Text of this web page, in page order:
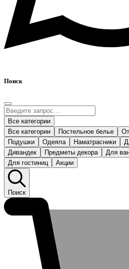
Поиск
Все категории
Все категории
Постельное белье
Подушки
Одеяла Наматрасники
Дивандек
Предметы декора Для
Для гостиниц
Акции
Поиск